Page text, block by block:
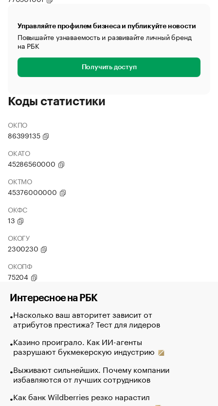
Управляйте профилем бизнеса и публикуйте новости
Повышайте узнаваемость и развивайте личный бренд
на РБК
Получить доступ
Коды статистики
ОКПО
86399135
ОКАТО
45286560000
ОКТМО
45376000000
ОКФС
13
ОКОГУ
2300230
ОКОПФ
75204
Интересное на РБК
Насколько ваш авторитет зависит от
атрибутов престижа? Тест для лидеров
Казино проиграло. Как ИИ-агенты
разрушают букмекерскую индустрию
Выживают сильнейших. Почему компании
избавляются от лучших сотрудников
Как банк Wildberries резко нарастил